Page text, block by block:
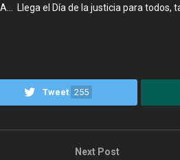
Llega el Día de la justicia para todos,
Tweet 255
Next Post